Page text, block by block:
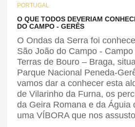
PORTUGAL
O QUE TODOS DEVERIAM
DO CAMPO - GERÊS
O Ondas da Serra foi
São João do Campo -
Terras de Bouro – Braga,
Parque Nacional Peneda-
vamos dar a conhecer esta
de Vilarinho da Furna, os
da Geira Romana e da Águia
uma VÍBORA que nos